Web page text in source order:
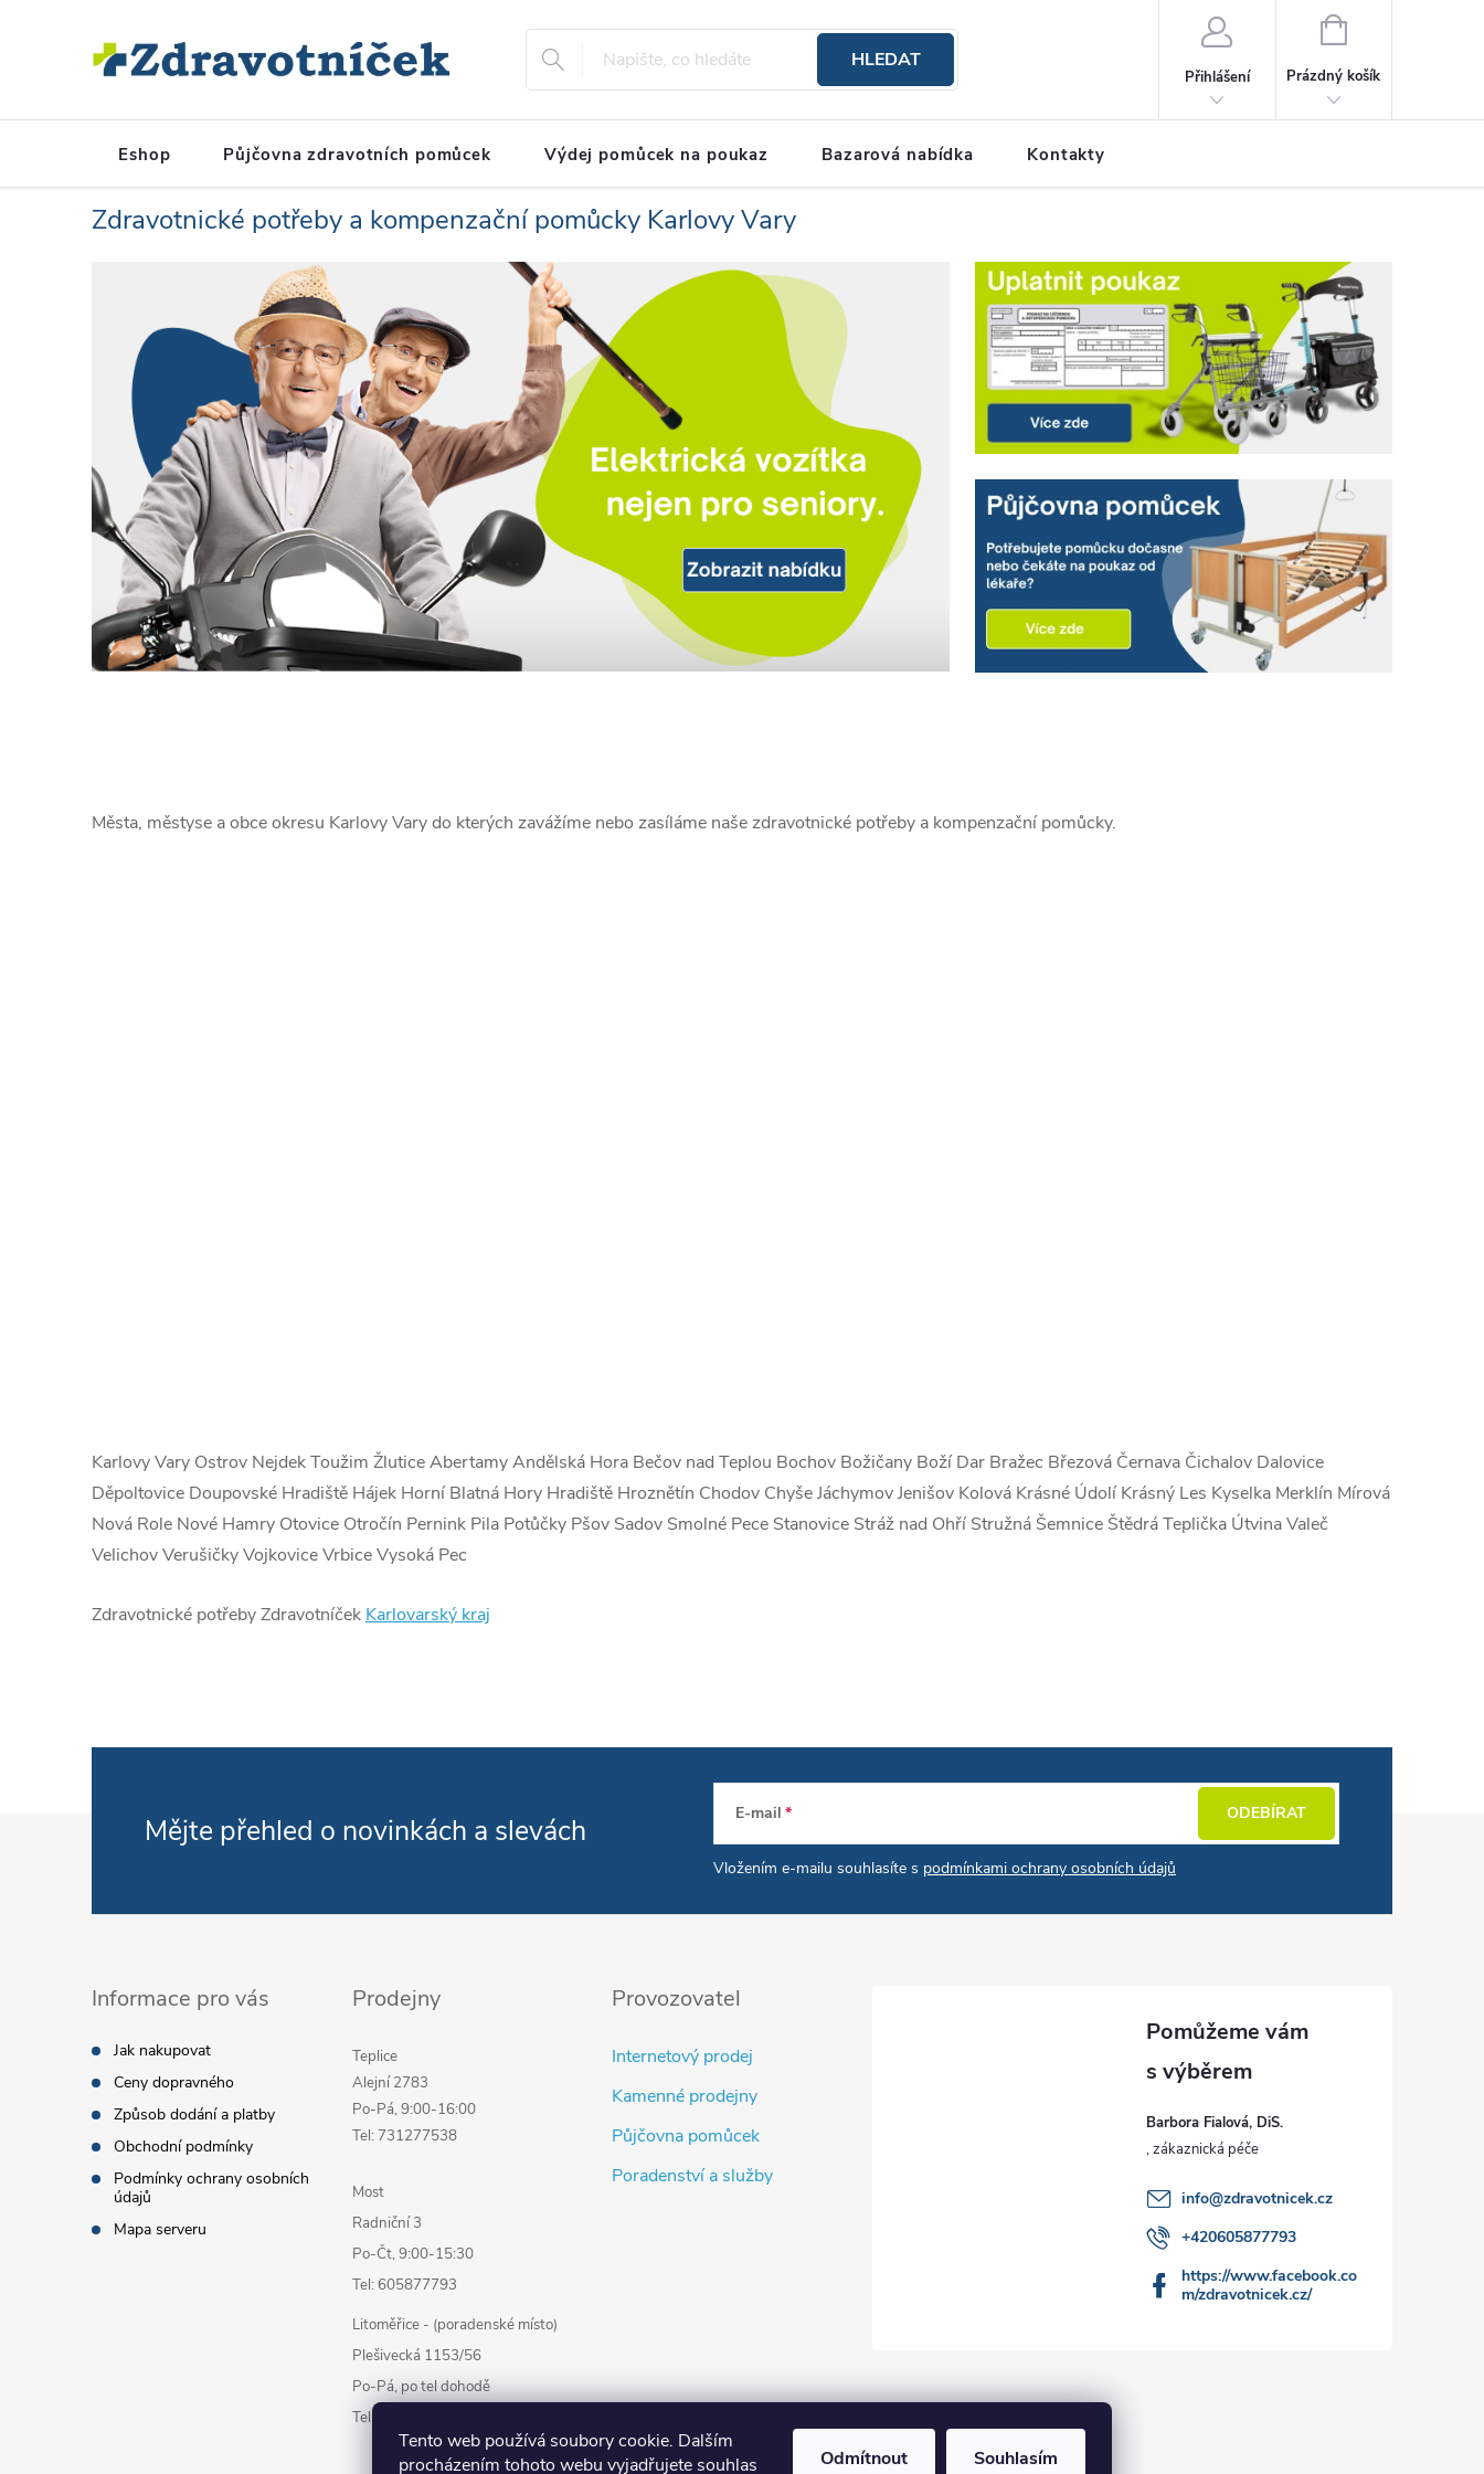
Tento web používá soubory cookie. Dalším
procházením tohoto webu vyjadřujete souhlas
Odmítnout Souhlasím
HLEDAT
Přihlášení
NÁKUPNÍ KOŠÍK
Prázdný košík
Eshop Půjčovna zdravotních pomůcek Výdej pomůcek na poukaz Bazarová nabídka Kontakty
Zdravotnické potřeby a kompenzační pomůcky Karlovy Vary
Města, městyse a obce okresu Karlovy Vary do kterých zavážíme nebo zasíláme naše zdravotnické potřeby a kompenzační pomůcky.
Karlovy Vary Ostrov Nejdek Toužim Žlutice Abertamy Andělská Hora Bečov nad Teplou Bochov Božičany Boží Dar Bražec Březová Černava Čichalov Dalovice
Děpoltovice Doupovské Hradiště Hájek Horní Blatná Hory Hradiště Hroznětín Chodov Chyše Jáchymov Jenišov Kolová Krásné Údolí Krásný Les Kyselka Merklín Mírová
Nová Role Nové Hamry Otovice Otročín Pernink Pila Potůčky Pšov Sadov Smolné Pece Stanovice Stráž nad Ohří Stružná Šemnice Štědrá Teplička Útvina Valeč
Velichov Verušičky Vojkovice Vrbice Vysoká Pec
Zdravotnické potřeby Zdravotníček Karlovarský kraj
Mějte přehled o novinkách a slevách E-mail
Vložením e-mailu souhlasíte s podmínkami ochrany osobních údajů
ODEBÍRAT
Informace pro vás
Jak nakupovat
Ceny dopravného
Způsob dodání a platby
Obchodní podmínky
Podmínky ochrany osobních
údajů
Mapa serveru
Prodejny
Teplice
Alejní 2783
Po-Pá, 9:00-16:00
Tel: 731277538
Most
Radniční 3
Po-Čt, 9:00-15:30
Tel: 605877793
Litoměřice - (poradenské místo)
Plešivecká 1153/56
Po-Pá, po tel dohodě
Tel: 777878338
Provozovatel
Internetový prodej
Kamenné prodejny
Půjčovna pomůcek
Poradenství a služby
Barbora Fialová, DiS.
info@zdravotnicek.cz
+420605877793
https://www.facebook.co
m/zdravotnicek.cz/